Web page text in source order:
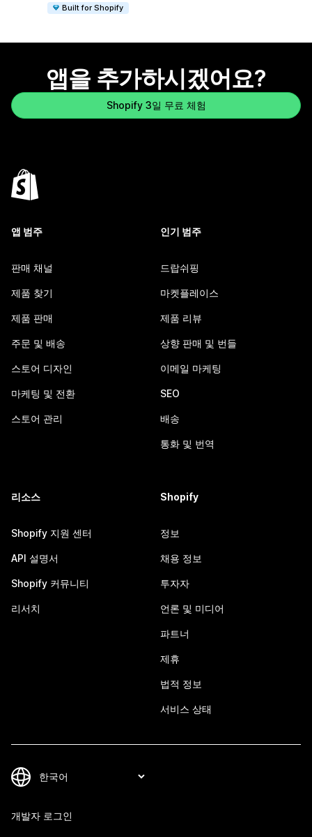
Built for Shopify
앱을 추가하시겠어요?
Shopify 3일 무료 체험
앱 범주
판매 채널
제품 찾기
제품 판매
주문 및 배송
스토어 디자인
마케팅 및 전환
스토어 관리
인기 범주
드랍쉬핑
마켓플레이스
제품 리뷰
상향 판매 및 번들
이메일 마케팅
SEO
배송
통화 및 번역
리소스
Shopify 지원 센터
API 설명서
Shopify 커뮤니티
리서치
Shopify
정보
채용 정보
투자자
언론 및 미디어
파트너
제휴
법적 정보
서비스 상태
개발자 로그인